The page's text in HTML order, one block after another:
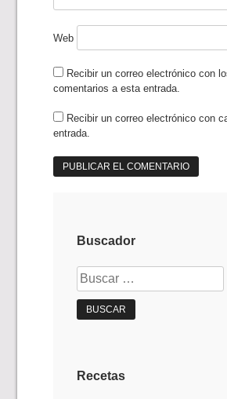
Web
Recibir un correo electrónico con
comentarios a esta entrada.
Recibir un correo electrónico con
entrada.
Buscador
Buscar:
Recetas